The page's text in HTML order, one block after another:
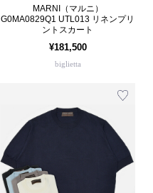
MARNI（マルニ）
G0MA0829Q1 UTL013 リネンプリ
ントスカート
¥181,500
biglietta